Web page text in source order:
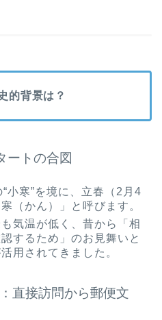
的背景は？
ートの合図
小寒”を境に、立春（2月4
（かん）」と呼びます。
気温が低く、昔から「相
するため」のお見舞いと
用されてきました。
直接訪問から郵便文